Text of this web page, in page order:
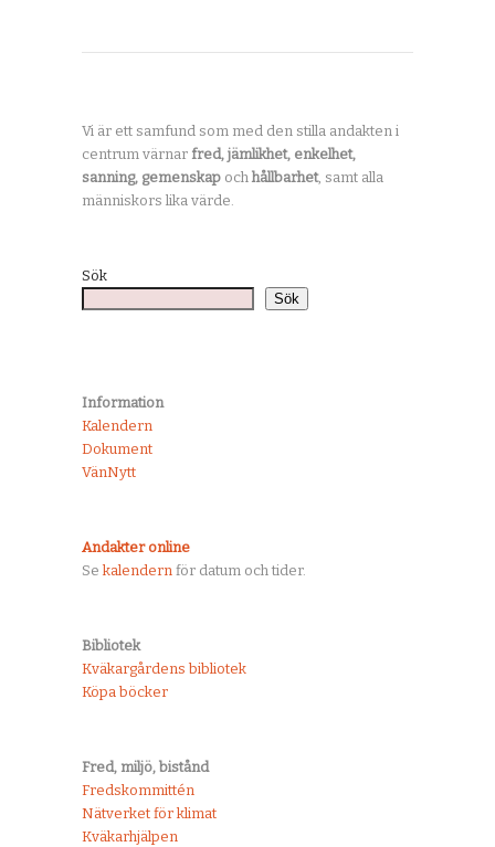
Vi är ett samfund som med den stilla andakten i
centrum värnar fred, jämlikhet, enkelhet,
sanning, gemenskap och hållbarhet, samt alla
människors lika värde.
Sök
Sök
Information
Kalendern
Dokument
VänNytt
Andakter online
Se kalendern för datum och tider.
Bibliotek
Kväkargårdens bibliotek
Köpa böcker
Fred, miljö, bistånd
Fredskommittén
Nätverket för klimat
Kväkarhjälpen